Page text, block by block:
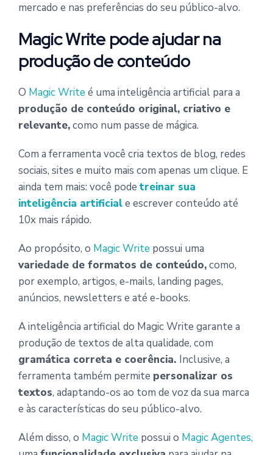
mercado e nas preferências do seu público-alvo.
Magic Write pode ajudar na
produção de conteúdo
O Magic Write é uma inteligência artificial para a
produção de conteúdo original, criativo e
relevante,como num passe de mágica.
Com a ferramenta você cria textos de blog, redes
sociais, sites e muito mais com apenas um clique. E
ainda tem mais: você pode treinar sua
inteligência artificiale escrever conteúdo até
10x mais rápido.
Ao propósito, o Magic Write possui uma
variedade de formatos de conteúdo,como,
por exemplo, artigos, e-mails, landing pages,
anúncios, newsletters e até e-books.
A inteligência artificial do Magic Write garante a
produção de textos de alta qualidade, com
gramática correta e coerência. Inclusive, a
ferramenta também permite personalizar os
textos, adaptando-os ao tom de voz da sua marca
e às características do seu público-alvo.
Além disso, o Magic Write possui o Magic Agentes,